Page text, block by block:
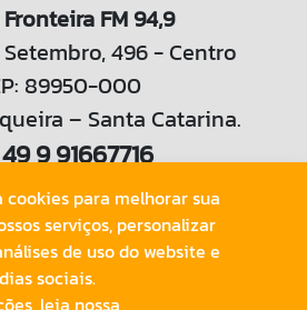
FM 94,9
496 - Centro
89950-000
– Santa Catarina.
49 9 91667716
3644 1042
para melhorar sua
serviços, personalizar
de uso do website e
sociais.
leia nossa